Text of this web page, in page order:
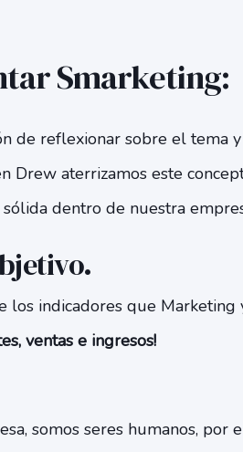
Smarketing:
de reflexionar sobre el tema
Drew aterrizamos este
dentro de nuestra
indicadores que Marketing
ventas e ingresos!
somos seres humanos, por